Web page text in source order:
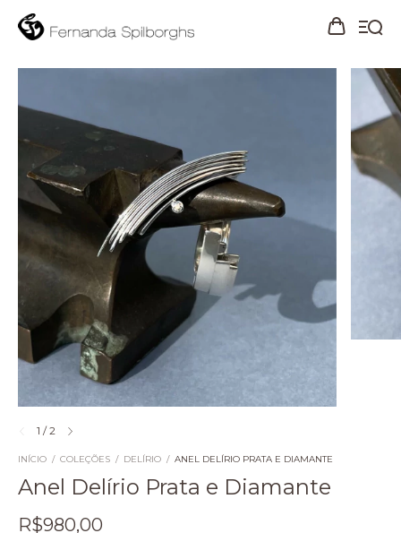
1 /2
INÍCIO / COLEÇÕES / DELÍRIO / ANEL DELÍRIO PRATA E DIAMANTE
Anel Delírio Prata e Diamante
R$980,00